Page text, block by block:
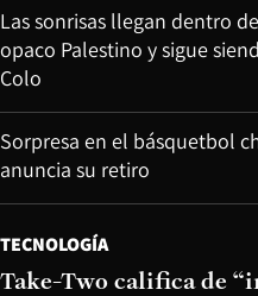
Las sonrisas llegan dentro
opaco Palestino y sigue
Colo
Sorpresa en el básquetbol
anuncia su retiro
TECNOLOGÍA
Take-Two califica de